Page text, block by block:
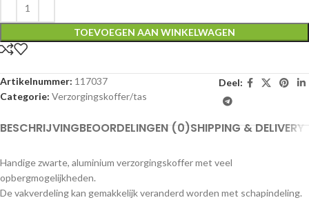
TOEVOEGEN AAN WINKELWAGEN
Artikelnummer: 117037
Categorie: Verzorgingskoffer/tas
Deel:
BESCHRIJVINGBEOORDELINGEN (0)SHIPPING & DELIVERY
Handige zwarte, aluminium verzorgingskoffer met veel
opbergmogelijkheden.
De vakverdeling kan gemakkelijk veranderd worden met schapindeling.